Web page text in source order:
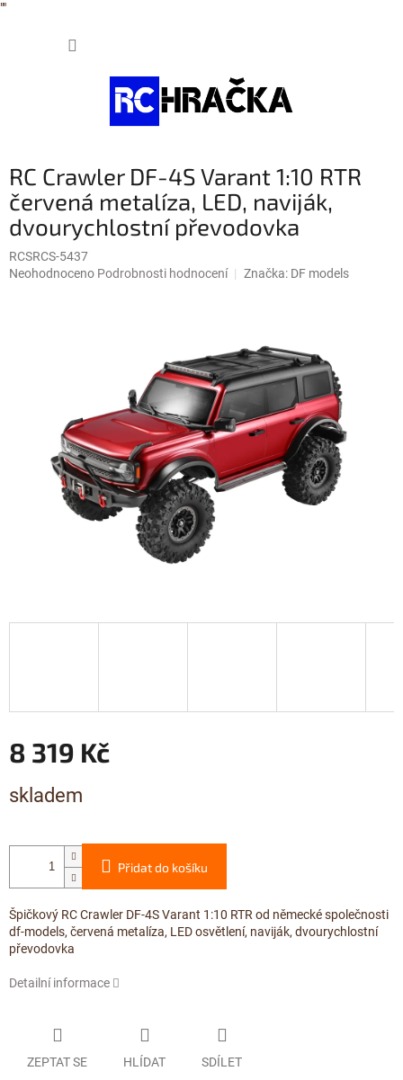
""
RC Crawler DF-4S Varant 1:10 RTR
červená metalíza, LED, naviják,
dvourychlostní převodovka
RCSRCS-5437
Průměrné
Neohodnoceno Podrobnosti hodnocení Značka: DF models
8 319 Kč
cena:
skladem
Přidat do košíku
Špičkový RC Crawler DF-4S Varant 1:10 RTR od německé společnosti
df-models, červená metalíza, LED osvětlení, naviják, dvourychlostní
převodovka
Detailní informace
ZEPTAT SE HLÍDAT SDÍLET